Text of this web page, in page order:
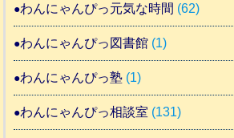
わんにゃんぴっ元気な時間 (62)
わんにゃんぴっ図書館 (1)
わんにゃんぴっ塾 (1)
わんにゃんぴっ相談室 (131)